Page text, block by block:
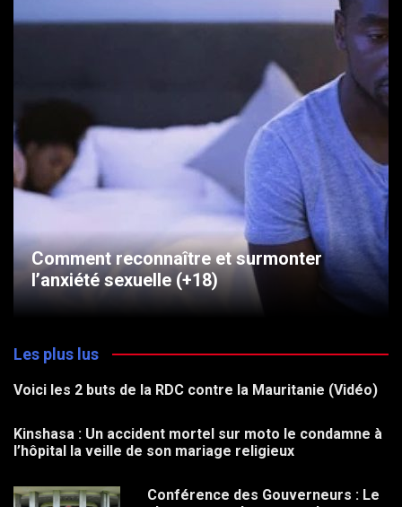
Comment reconnaître et surmonter
l’anxiété sexuelle (+18)
Les plus lus
Voici les 2 buts de la RDC contre la Mauritanie (Vidéo)
Kinshasa : Un accident mortel sur moto le condamne à
l’hôpital la veille de son mariage religieux
Conférence des Gouverneurs : Le